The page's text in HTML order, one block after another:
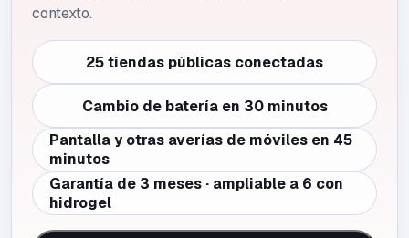
contexto.
25 tiendas públicas conectadas
Cambio de batería en 30 minutos
Pantalla y otras averías de móviles en 45
minutos
Garantía de 3 meses · ampliable a 6 con
hidrogel